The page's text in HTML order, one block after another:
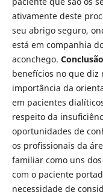
ativamente deste
seu abrigo seguro,
está em companhia
aconchego.
benefícios no que diz
importância da
em pacientes
respeito da
oportunidades de
os proﬁssionais da
familiar como uns
com o paciente
necessidade de